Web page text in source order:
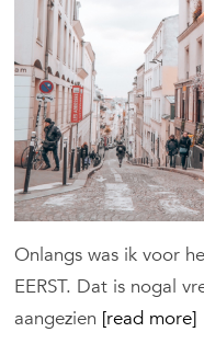
Onlangs was ik voor
EERST. Dat is nogal
aangezien [read more]